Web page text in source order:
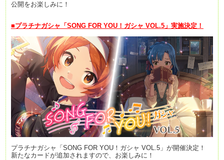
公開をお楽しみに！
■プラチナガシャ「SONG FOR YOU！ガシャ VOL.5」実施決定！
プラチナガシャ「SONG FOR YOU！ガシャ VOL.5」が開催決定！
新たなカードが追加されますので、お楽しみに！